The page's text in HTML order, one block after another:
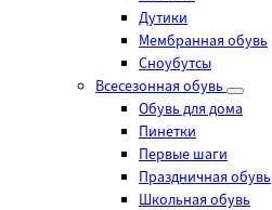
Дутики
Мембранная обувь
Сноубутсы
Всесезонная обувь
Обувь для дома
Пинетки
Первые шаги
Праздничная обувь
Школьная обувь